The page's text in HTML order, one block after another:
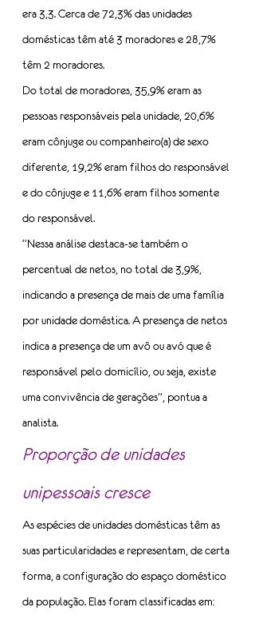
era 3,3. Cerca de 72,3% das unidades
domésticas têm até 3 moradores e 28,7%
têm 2 moradores.
Do total de moradores, 35,9% eram as
pessoas responsáveis pela unidade, 20,6%
eram cônjuge ou companheiro(a) de sexo
diferente, 19,2% eram filhos do responsável
e do cônjuge e 11,6% eram filhos somente
do responsável.
“Nessa análise destaca-se também o
percentual de netos, no total de 3,9%,
indicando a presença de mais de uma família
por unidade doméstica. A presença de netos
indica a presença de um avô ou avó que é
responsável pelo domicílio, ou seja, existe
uma convivência de gerações”, pontua a
analista.
Proporção de unidades
unipessoais cresce
As espécies de unidades domésticas têm as
suas particularidades e representam, de certa
forma, a configuração do espaço doméstico
da população. Elas foram classificadas em: